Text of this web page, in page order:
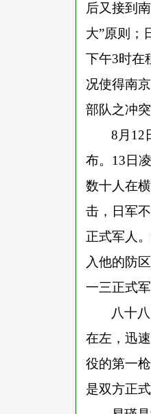
后又接到
大”原则；
下午3时在
况使得南
部队之冲
8月12
布。13日
数十人在
击，日军
正式军人
入他的防
一三正式
八十
在左，迅
役的第一
是双方正